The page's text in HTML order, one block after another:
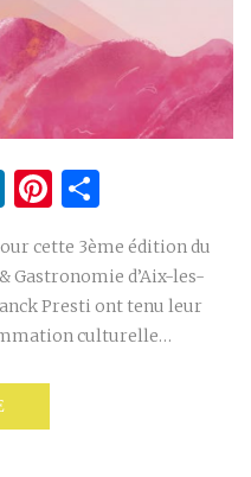
LinkedIn
Pinterest
cette 3ème édition du
Gastronomie d’Aix-les-
Presti ont tenu leur
culturelle…